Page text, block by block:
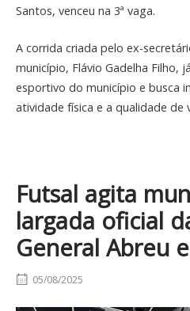
Santos, venceu na 3ª vaga.
A corrida criada pelo ex-
município, Flávio Gadelha Filho,
esportivo do município e busca
atividade física e a qualidade de
Futsal agita
largada oficial
General Abreu
05/08/2025